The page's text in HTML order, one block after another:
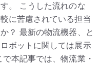
。 こうした流れのな
に苦慮されている担当
？ 最新の物流機器、と
ボットに関しては展示
本記事では、物流業・